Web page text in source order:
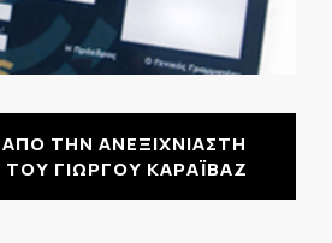
ΤΗΝ ΑΝΕΞΙΧΝΙΑΣΤΗ
ΓΙΩΡΓΟΥ ΚΑΡΑΪΒΑΖ